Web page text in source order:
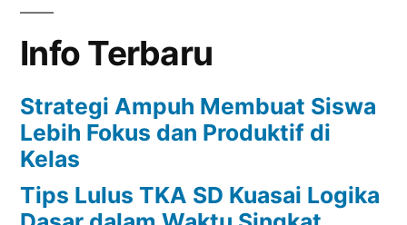
Info Terbaru
Strategi Ampuh Membuat Siswa
Lebih Fokus dan Produktif di
Kelas
Tips Lulus TKA SD Kuasai Logika